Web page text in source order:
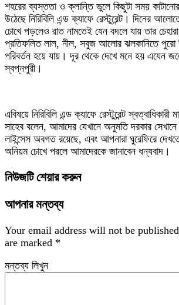
শহরের ব্যস্ততা ও ক্লান্তি ভুলে কিছুটা সময়
উঠেছে নিরিবিলি এন্ড ক্যাফে রেস্টুরেন্ট। দিনের
চোখে পড়লেও রাত নামতেই যেন বদলে যায় তার
প্রতিফলিত লাল, নীল, সবুজ আলোর ঝলকানিতে পুরো
পরিবর্তন হয়ে যায়। দূর থেকে দেখে মনে হয় এযেন
স্বপ্নপুরী।
এবিষয়ে নিরিবিলি এন্ড ক্যাফে রেস্টুরেন্ট স্বত্বাধিকারী
সাহেব বলেন, আমাদের যেখানে অনুমতি দরকার
লাইন্সেস অবগত রয়েছে, এবং আপনারা ঘুরেফিরে
অনিয়ম চোখে পরলে আমাদেরকে জানাবেন ধন্যবাদ।
নিউজটি শেয়ার করুন
আপনার মন্তব্য
Your email address will not be
are marked *
মন্তব্য লিখুন